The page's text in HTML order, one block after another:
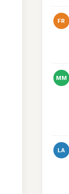
FR
MM
LA